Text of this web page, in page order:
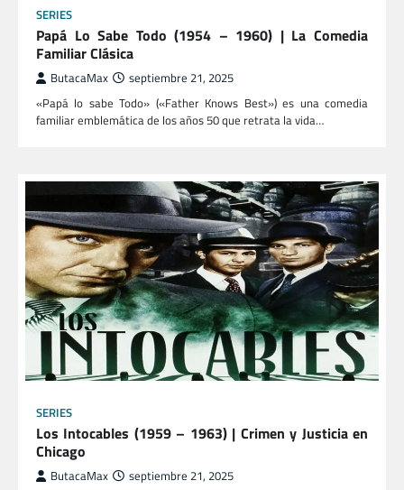
SERIES
Papá Lo Sabe Todo (1954 – 1960) | La Comedia
Familiar Clásica
ButacaMax septiembre 21, 2025
«Papá lo sabe Todo» («Father Knows Best») es una comedia
familiar emblemática de los años 50 que retrata la vida…
SERIES
Los Intocables (1959 – 1963) | Crimen y Justicia en
Chicago
ButacaMax septiembre 21, 2025